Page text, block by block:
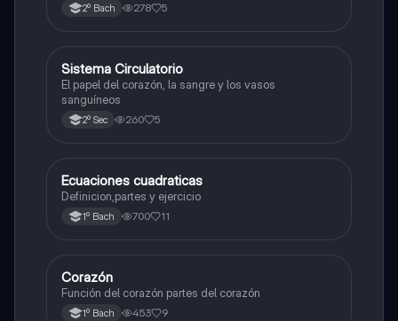
2º Bach 278 5
Otros
Sistema Circulatorio
El papel del corazón, la sangre y los vasos
sanguíneos
2º Sec 260 5
Física
Ecuaciones cuadraticas
Definicion,partes y ejercicio
1º Bach 700 11
Otros
Corazón
Función del corazón partes del corazón
1º Bach 453 9